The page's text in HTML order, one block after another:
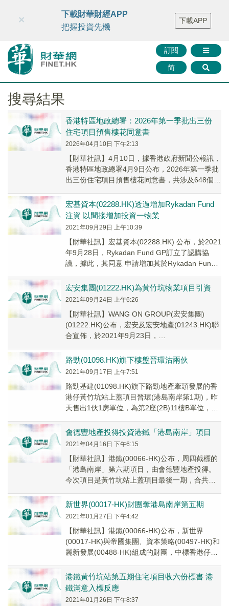
財華智庫網 FINTV FINMETA 財華證券 媒體矩陣
智庫沙龍
聯絡我們
訂閱
简
×
下載財華財經APP
把握投資先機
下載APP
搜尋結果
香港特區地政總署：2026年第一季批出三份
住宅項目預售樓花同意書
2026年04月10日 下午2:13
【財華社訊】4月10日，據香港政府新聞公報訊，
香港特區地政總署4月9日公布，2026年第一季批
出三份住宅項目預售樓花同意書，共涉及648個住
宏基資本(02288.HK)透過增加Rykadan Fund
注資 以間接增加投資一物業
2021年09月29日 上午10:39
【財華社訊】宏基資本(02288.HK) 公布，於2021
年9月28日，Rykadan Fund GP訂立了認購協
議，據此，其同意 申請增加其於Rykadan Fund
宏安集團(01222.HK)為黃竹坑物業項目引資
2021年09月24日 上午6:26
【財華社訊】WANG ON GROUP(宏安集團)
(01222.HK)公布，宏安及宏安地產(01243.HK)聯
合宣佈，於2021年9月23日，
路勁(01098.HK)旗下樓盤晉環沽兩伙
2021年09月17日 上午7:51
路勁基建(01098.HK)旗下路勁地產牽頭發展的香
港仔黃竹坑站上蓋項目晉環(港島南岸第1期)，昨
天售出1伙1房單位，為第2座(2B)11樓B單位，實
會德豐地產投得投資港鐵「港島南岸」項目
2021年04月16日 下午6:15
【財華社訊】港鐵(00066-HK)公布，周四截標的
「港島南岸」第六期項目，由會德豐地產投得。
今次項目是黃竹坑站上蓋項目最後一期，合共收
商。
新世界(00017-HK)財團奪港島南岸第五期
2021年01月27日 下午4:42
【財華社訊】港鐵(00066-HK)公布，新世界
(00017-HK)與帝國集團、資本策略(00497-HK)和
麗新發展(00488-HK)組成的財團，中標香港仔黃
港鐵黃竹坑站第五期住宅項目收六份標書 港
鐵滿意入標反應
2021年01月26日 下午8:37